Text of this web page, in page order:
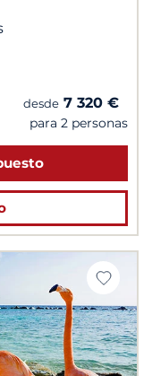
desde 7 320 €
para 2 personas